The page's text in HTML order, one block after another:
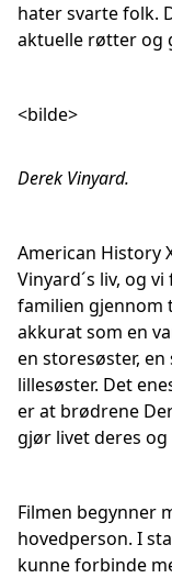
hater svarte folk.
aktuelle røtter og
<bilde>
Derek Vinyard.
American History
Vinyard´s liv, og
familien gjennom
akkurat som en
en storesøster,
lillesøster. Det
er at brødrene
gjør livet deres
Filmen begynner
hovedperson. I
kunne forbinde